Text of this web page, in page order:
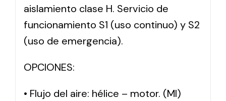
aislamiento clase H. Servicio de
funcionamiento S1 (uso continuo) y S2
(uso de emergencia).
OPCIONES:
• Flujo del aire: hélice – motor. (MI)